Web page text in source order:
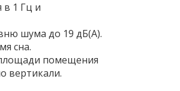
в 1 Гц и
шума до 19 дБ(А).
сна.
помещения
вертикали.